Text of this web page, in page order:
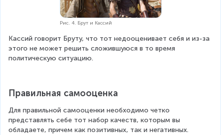
Рис. 4. Брут и Кассий
Кассий говорит Бруту, что тот недооценивает себя и из-за
этого не может решить сложившуюся в то время
политическую ситуацию.
Правильная самооценка
Для правильной самооценки необходимо четко
представлять себе тот набор качеств, которым вы
обладаете, причем как позитивных, так и негативных.